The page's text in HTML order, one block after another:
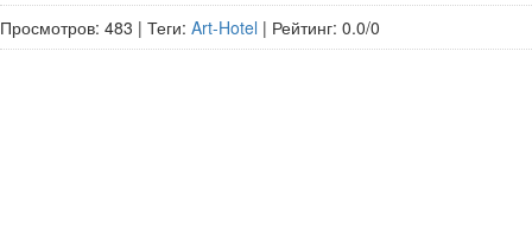
Просмотров: 483 | Теги: Art-Hotel | Рейтинг: 0.0/0